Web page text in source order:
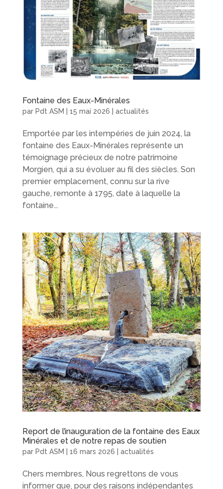
Fontaine des Eaux-Minérales
par Pdt ASM 15 mai 2026 actualités
Emportée par les intempéries de juin 2024, la
fontaine des Eaux-Minérales représente un
témoignage précieux de notre patrimoine
Morgien, qui a su évoluer au fil des siècles. Son
premier emplacement, connu sur la rive
gauche, remonte à 1795, date à laquelle la
fontaine...
Report de l’inauguration de la fontaine des Eaux
Minérales et de notre repas de soutien
par Pdt ASM | 16 mars 2026 | actualités
Chers membres, Nous regrettons de vous
informer que, pour des raisons indépendantes